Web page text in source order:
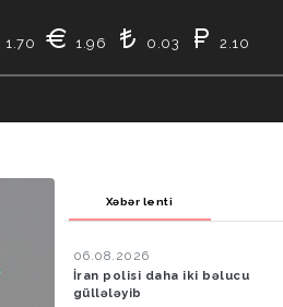
1.70 1.96 0.03 2.10
Xəbər lenti
06.08.2026
İran polisi daha iki bəlucu
güllələyib